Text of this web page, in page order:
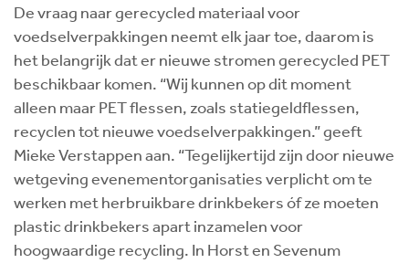
De vraag naar gerecycled materiaal voor
voedselverpakkingen neemt elk jaar toe, daarom is
het belangrijk dat er nieuwe stromen gerecycled PET
beschikbaar komen. “Wij kunnen op dit moment
alleen maar PET flessen, zoals statiegeldflessen,
recyclen tot nieuwe voedselverpakkingen.” geeft
Mieke Verstappen aan. “Tegelijkertijd zijn door nieuwe
wetgeving evenementorganisaties verplicht om te
werken met herbruikbare drinkbekers óf ze moeten
plastic drinkbekers apart inzamelen voor
hoogwaardige recycling. In Horst en Sevenum